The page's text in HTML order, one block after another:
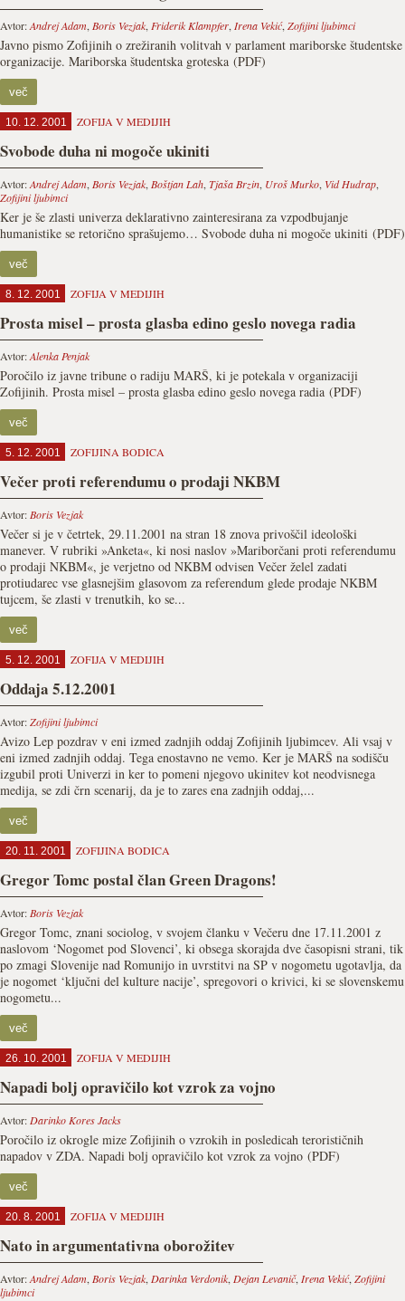
Avtor:Andrej Adam, Boris Vezjak, Friderik Klampfer, Irena Vekić, Zofijini ljubimci
Javno pismo Zofijinih o zrežiranih volitvah v parlament mariborske študentske
organizacije. Mariborska študentska groteska (PDF)
več
10. 12. 2001 ZOFIJA V MEDIJIH
Svobode duha ni mogoče ukiniti
Avtor:Andrej Adam, Boris Vezjak, Boštjan Lah, Tjaša Brzin, Uroš Murko, Vid Hudrap,
Zofijini ljubimci
Ker je še zlasti univerza deklarativno zainteresirana za vzpodbujanje
humanistike se retorično sprašujemo… Svobode duha ni mogoče ukiniti (PDF)
več
8. 12. 2001 ZOFIJA V MEDIJIH
Prosta misel – prosta glasba edino geslo novega radia
Avtor:Alenka Penjak
Poročilo iz javne tribune o radiju MARŠ, ki je potekala v organizaciji
Zofijinih. Prosta misel – prosta glasba edino geslo novega radia (PDF)
več
5. 12. 2001 ZOFIJINA BODICA
Večer proti referendumu o prodaji NKBM
Avtor: Boris Vezjak
Večer si je v četrtek, 29.11.2001 na stran 18 znova privoščil ideološki
manever. V rubriki »Anketa«, ki nosi naslov »Mariborčani proti referendumu
o prodaji NKBM«, je verjetno od NKBM odvisen Večer želel zadati
protiudarec vse glasnejšim glasovom za referendum glede prodaje NKBM
tujcem, še zlasti v trenutkih, ko se...
več
5. 12. 2001 ZOFIJA V MEDIJIH
Oddaja 5.12.2001
Avtor:Zofijini ljubimci
Avizo Lep pozdrav v eni izmed zadnjih oddaj Zofijinih ljubimcev. Ali vsaj v
eni izmed zadnjih oddaj. Tega enostavno ne vemo. Ker je MARŠ na sodišču
izgubil proti Univerzi in ker to pomeni njegovo ukinitev kot neodvisnega
medija, se zdi črn scenarij, da je to zares ena zadnjih oddaj,...
več
20. 11. 2001 ZOFIJINA BODICA
Gregor Tomc postal član Green Dragons!
Avtor: Boris Vezjak
Gregor Tomc, znani sociolog, v svojem članku v Večeru dne 17.11.2001 z
naslovom ‘Nogomet pod Slovenci’, ki obsega skorajda dve časopisni strani, tik
po zmagi Slovenije nad Romunijo in uvrstitvi na SP v nogometu ugotavlja, da
je nogomet ‘ključni del kulture nacije’, spregovori o krivici, ki se slovenskemu
nogometu...
več
26. 10. 2001 ZOFIJA V MEDIJIH
Napadi bolj opravičilo kot vzrok za vojno
Avtor: Darinko Kores Jacks
Poročilo iz okrogle mize Zofijinih o vzrokih in posledicah terorističnih
napadov v ZDA. Napadi bolj opravičilo kot vzrok za vojno (PDF)
več
20. 8. 2001 ZOFIJA V MEDIJIH
Nato in argumentativna oborožitev
Avtor:Andrej Adam, Boris Vezjak, Darinka Verdonik, Dejan Levanič, Irena Vekić, Zofijini
ljubimci